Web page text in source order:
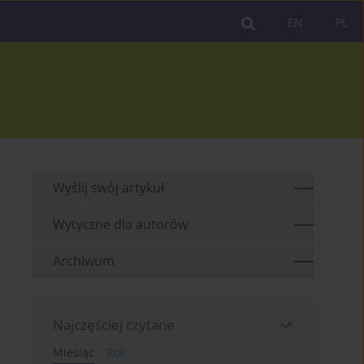
PL
EN
Wyślij swój artykuł
Wytyczne dla autorów
Archiwum
Najczęściej czytane
Miesiąc
Rok